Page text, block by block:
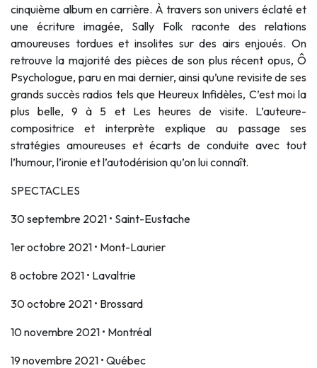
cinquième album en carrière. À travers son univers éclaté et
une écriture imagée, Sally Folk raconte des relations
amoureuses tordues et insolites sur des airs enjoués. On
retrouve la majorité des pièces de son plus récent opus, Ô
Psychologue, paru en mai dernier, ainsi qu’une revisite de ses
grands succès radios tels que Heureux Infidèles, C’est moi la
plus belle, 9 à 5 et Les heures de visite. L’auteure-
compositrice et interprète explique au passage ses
stratégies amoureuses et écarts de conduite avec tout
l’humour, l’ironie et l’autodérision qu’on lui connaît.
SPECTACLES
30 septembre 2021 • Saint-Eustache
1er octobre 2021 • Mont-Laurier
8 octobre 2021 • Lavaltrie
30 octobre 2021 • Brossard
10 novembre 2021 • Montréal
19 novembre 2021 • Québec